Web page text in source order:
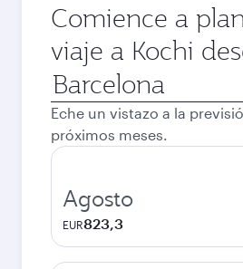
Comience a
viaje a Kochi
Ciudad
de
salida
Eche un vistazo a la
próximos meses.
Agosto
EUR823,3